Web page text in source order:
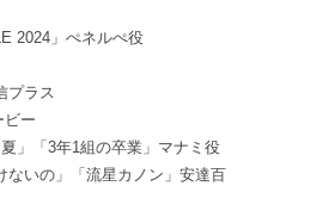
2024」ぺネルぺ役
プラス
ビー
夏」「3年1組の卒業」マナミ役
ないの」「流星カノン」安達百